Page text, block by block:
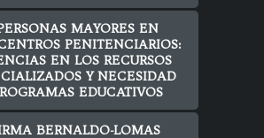
MAYORES EN
PENITENCIARIOS:
EN LOS RECURSOS
Y NECESIDAD
EDUCATIVOS
BERNALDO-LOMAS